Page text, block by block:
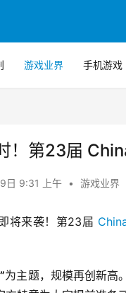
游戏业界 手机游戏
！第23届
日 9:31 上午 • 游戏业界
将来袭！第23届
为主题，规模再创新高